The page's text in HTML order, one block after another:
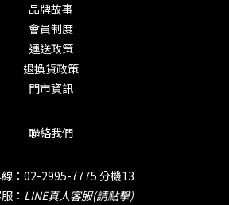
品牌故事
會員制度
運送政策
退換貨政策
門市資訊
聯絡我們
：02-2995-7775 分機13
： LINE真人客服(請點擊)